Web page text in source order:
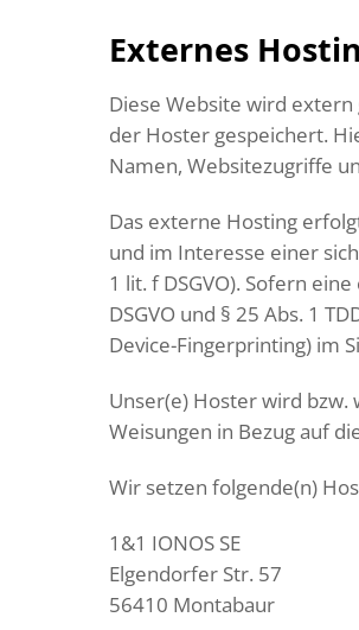
Externes
Diese Website wird
der Hoster gespeichert.
Namen, Websitezugriffe
Das externe Hosting
und im Interesse einer
1 lit. f DSGVO). Sofern
DSGVO und § 25 Abs. 1
Device-Fingerprinting) im
Unser(e) Hoster wird
Weisungen in Bezug auf
Wir setzen folgende(n)
1&1 IONOS SE
Elgendorfer Str. 57
56410 Montabaur